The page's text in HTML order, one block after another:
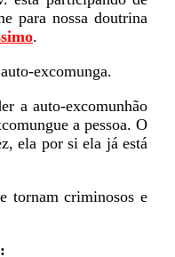
para nossa doutrina
.
excomunga.
a auto-excomunhão
a pessoa. O
ela por si ela já está
tornam criminosos e